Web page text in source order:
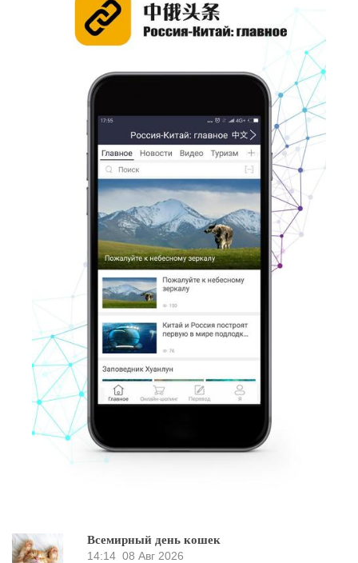
Всемирный день кошек
14:14 08 Авг 2026